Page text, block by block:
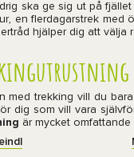
ska ge sig ut på
en flerdagarstrek
hjälper dig att välja
med trekking vill du
dig som vill vara
är mycket